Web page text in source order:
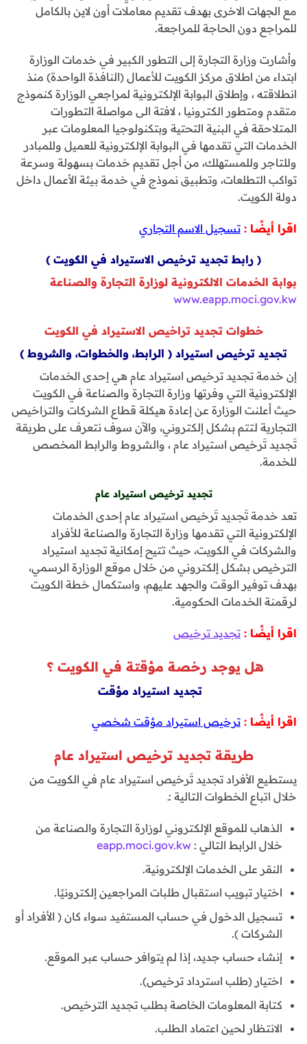
مع الجهات الاخرى بهدف تقديم معاملات أون لاين بالكامل
للمراجع دون الحاجة للمراجعة.
وأشارت وزارة التجارة إلى التطور الكبير في خدمات الوزارة
ابتداء من اطلاق مركز الكويت للأعمال (النافذة الواحدة) منذ
انطلاقته ، وإطلاق البوابة الإلكترونية لمراجعي الوزارة كنموذج
متقدم ومتطور الكترونيا ، لافتة الى مواصلة التطورات
المتلاحقة في البنية التحتية وبتكنولوجيا المعلومات عبر
الخدمات التي تقدمها في البوابة الإلكترونية للعميل وللمبادر
وللتاجر وللمستهلك، من أجل تقديم خدمات بسهولة وسرعة
تواكب التطلعات، وتطبيق نموذج في خدمة بيئة الأعمال داخل
دولة الكويت.
اقرا أيضًا : تسجيل الاسم التجاري
( رابط تجديد ترخيص الاستيراد في الكويت )
بوابة الخدمات الالكترونية لوزارة التجارة والصناعة
www.eapp.moci.gov.kw
خطوات تجديد تراخيص الاستيراد في الكويت
تجديد ترخيص استيراد ( الرابط، والخطوات، والشروط )
إن خدمة تجديد ترخيص استيراد عام هي إحدى الخدمات
الإلكترونية التي وفرتها وزارة التجارة والصناعة في الكويت
حيث أعلنت الوزارة عن إعادة هيكلة قطاع الشركات والتراخيص
التجارية لتتم بشكل إلكتروني، والآن سوف نتعرف على طريقة
تَجديد تَرخيص استيراد عام ، والشروط والرابط المخصص
للخدمة.
تجديد ترخيص استيراد عام
تعد خدمة تَجديد تَرخيص استيراد عام إحدى الخدمات
الإلكترونية التي تقدمها وزارة التجارة والصناعة للأفراد
والشركات في الكويت، حيث تتيح إمكانية تجديد استيراد
الترخيص بشكل إلكتروني من خلال موقع الوزارة الرسمي،
بهدف توفير الوقت والجهد عليهم، واستكمال خطة الكويت
لرقمنة الخدمات الحكومية.
اقرا أيضًا : تجديد ترخيص
هل يوجد رخصة مؤقتة في الكويت ؟
تجديد استيراد مؤقت
اقرا أيضًا : ترخيص استيراد مؤقت شخصي
طريقة تجديد ترخيص استيراد عام
يستطيع الأفراد تجديد تَرخيص استيراد عام في الكويت من
خلال اتباع الخطوات التالية :ـ
الذهاب للموقع الإلكتروني لوزارة التجارة والصناعة من
خلال الرابط التالي : eapp.moci.gov.kw
النقر على الخدمات الإلكترونية.
اختيار تبويب استقبال طلبات المراجعين إلكترونيًا.
تسجيل الدخول في حساب المستفيد سواء كان ( الأفراد أو
الشركات ).
إنشاء حساب جديد، إذا لم يتوافر حساب عبر الموقع.
اختيار (طلب استرداد ترخيص).
كتابة المعلومات الخاصة بطلب تجديد الترخيص.
الانتظار لحين اعتماد الطلب.